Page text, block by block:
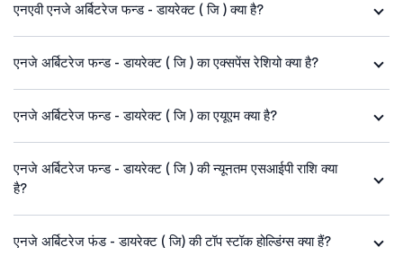
एनएवी एनजे अर्बिटरेज फन्ड - डायरेक्ट ( जि ) क्या है?
एनजे अर्बिटरेज फन्ड - डायरेक्ट ( जि ) का एक्सपेंस रेशियो क्या है?
एनजे अर्बिटरेज फन्ड - डायरेक्ट ( जि ) का एयूएम क्या है?
एनजे अर्बिटरेज फन्ड - डायरेक्ट ( जि ) की न्यूनतम एसआईपी राशि क्या
है?
एनजे अर्बिटरेज फंड - डायरेक्ट ( जि) की टॉप स्टॉक होल्डिंग्स क्या हैं?